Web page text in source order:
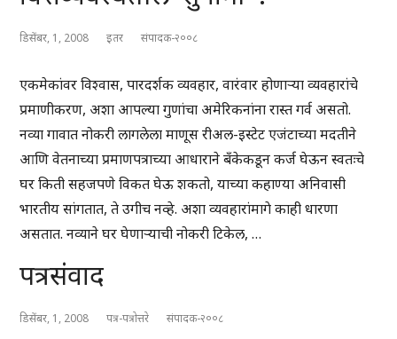
डिसेंबर, 1, 2008 इतर संपादक-२००८
एकमेकांवर विश्वास, पारदर्शक व्यवहार, वारंवार होणाऱ्या व्यवहारांचे
प्रमाणीकरण, अशा आपल्या गुणांचा अमेरिकनांना रास्त गर्व असतो.
नव्या गावात नोकरी लागलेला माणूस रीअल-इस्टेट एजंटाच्या मदतीने
आणि वेतनाच्या प्रमाणपत्राच्या आधाराने बँकेकडून कर्ज घेऊन स्वतःचे
घर किती सहजपणे विकत घेऊ शकतो, याच्या कहाण्या अनिवासी
भारतीय सांगतात, ते उगीच नव्हे. अशा व्यवहारांमागे काही धारणा
असतात. नव्याने घर घेणाऱ्याची नोकरी टिकेल, …
पत्रसंवाद
डिसेंबर, 1, 2008 पत्र-पत्रोत्तरे संपादक-२००८